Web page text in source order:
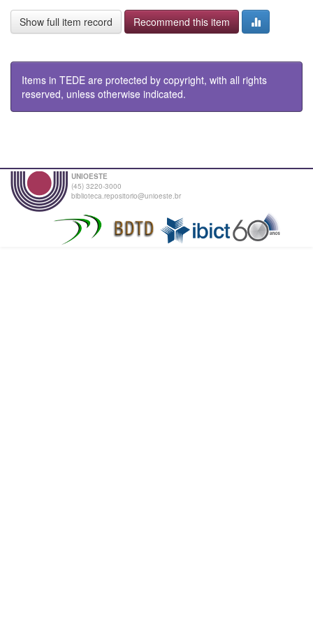
Show full item record Recommend this item
Items in TEDE are protected by copyright, with all rights
reserved, unless otherwise indicated.
UNIOESTE
(45) 3220-3000
biblioteca.repositorio@unioeste.br